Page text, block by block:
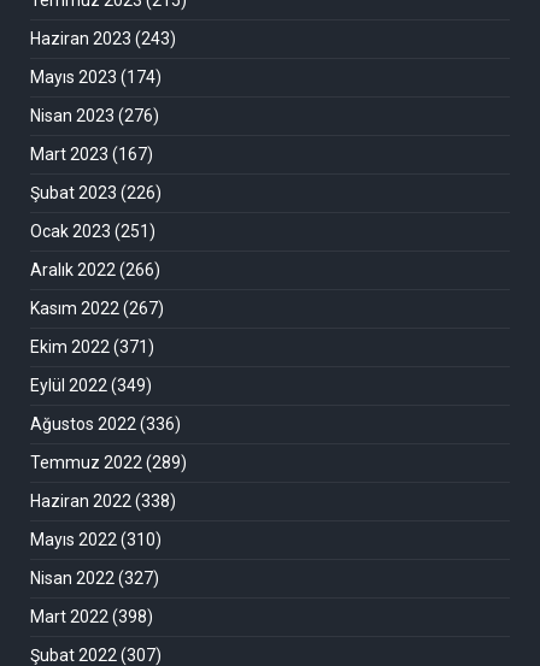
Haziran 2023 (243)
Mayıs 2023 (174)
Nisan 2023 (276)
Mart 2023 (167)
Şubat 2023 (226)
Ocak 2023 (251)
Aralık 2022 (266)
Kasım 2022 (267)
Ekim 2022 (371)
Eylül 2022 (349)
Ağustos 2022 (336)
Temmuz 2022 (289)
Haziran 2022 (338)
Mayıs 2022 (310)
Nisan 2022 (327)
Mart 2022 (398)
Şubat 2022 (307)